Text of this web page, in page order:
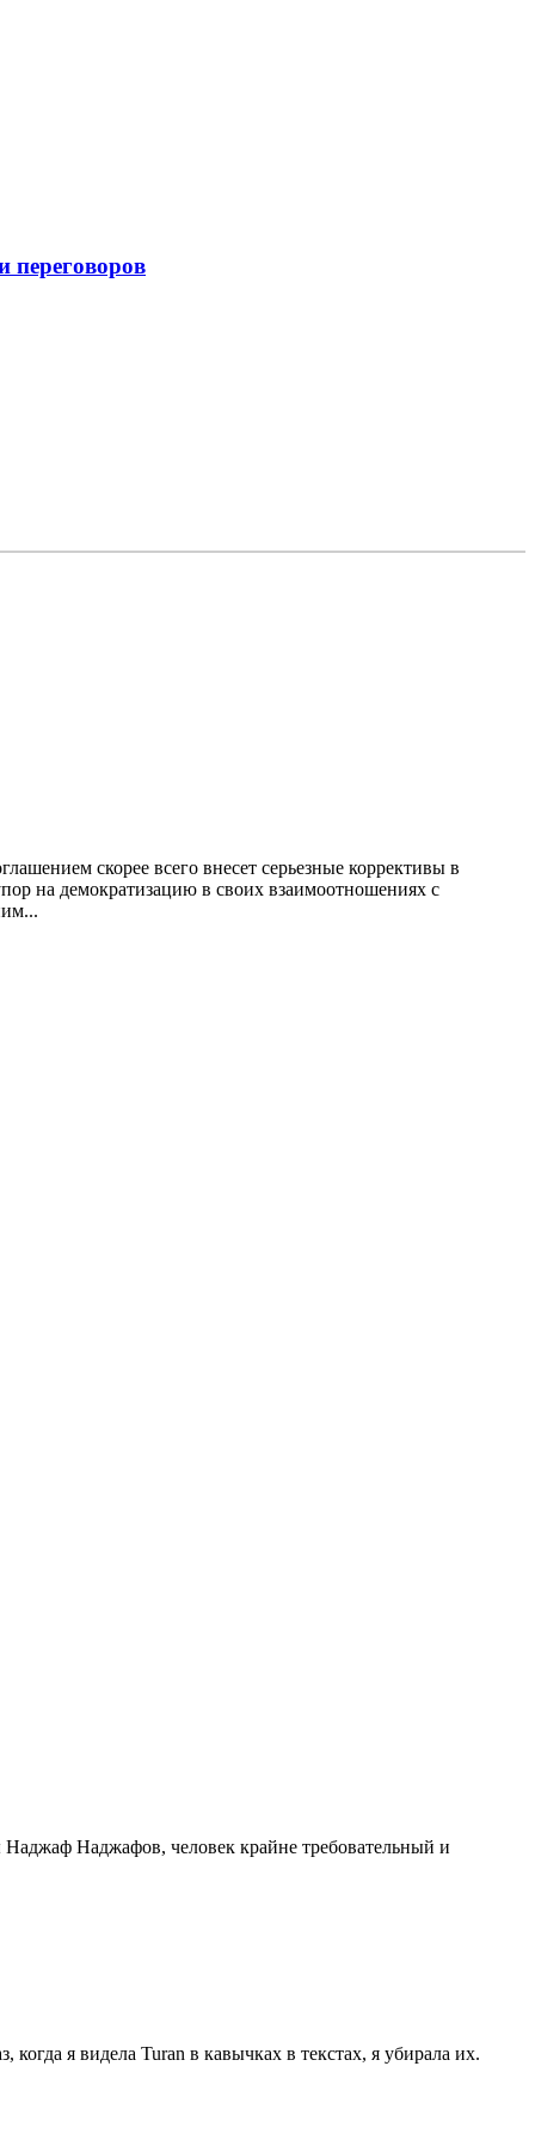
переговоров
скорее всего внесет серьезные коррективы в
на демократизацию в своих взаимоотношениях с
Наджафов, человек крайне требовательный и
я видела Turan в кавычках в текстах, я убирала их.